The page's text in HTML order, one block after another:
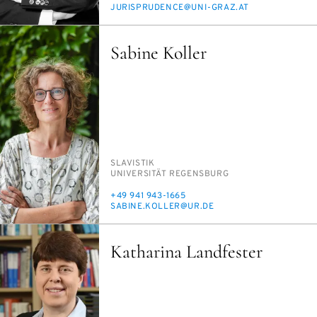
E-
JU­RIS­PRU­DENCE@UNI-GRAZ.AT
Sabine Koller
PERSON_RESEARCH_SUBJECT
SLA­VIS­TIK
INSTITUTION
UNI­VER­SI­TÄT RE­GENS­BURG
TELEFON
+49 941 943-1665
E-
SA­BI­NE.KOL­LER@UR.DE
Katharina Landfester